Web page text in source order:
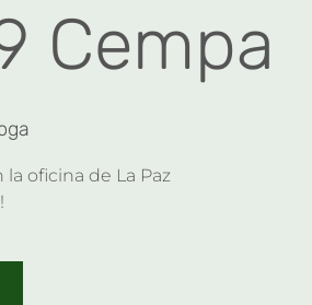
Cempa
oficina de La Paz